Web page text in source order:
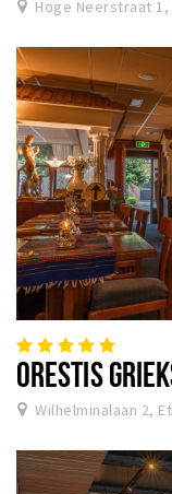
Hoge Neerstraat
ORESTIS
Wilhelminalaan 2,